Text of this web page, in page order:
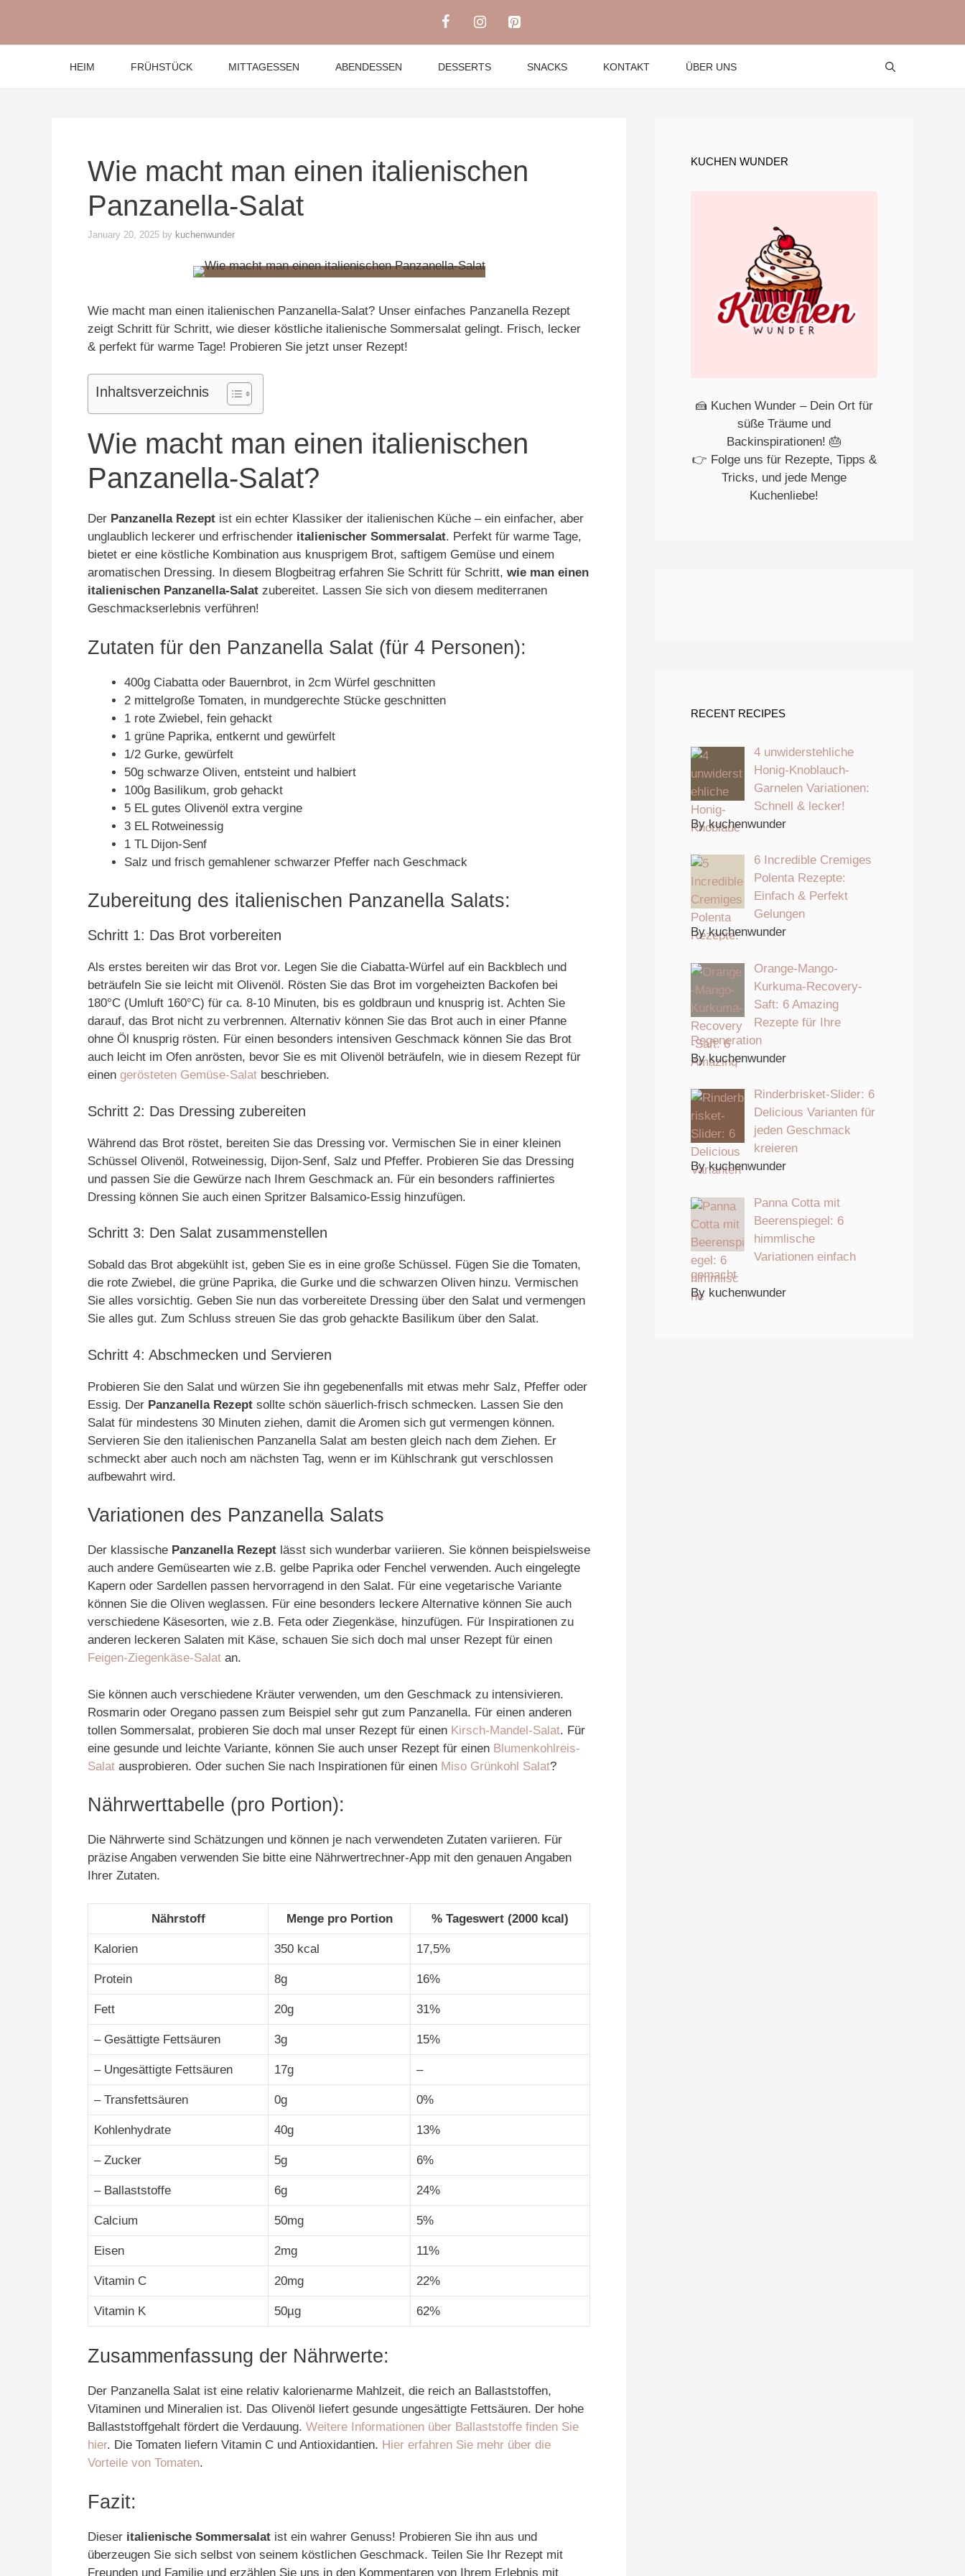
content
HEIM FRÜHSTÜCK MITTAGESSEN ABENDESSEN DESSERTS SNACKS KONTAKT ÜBER UNS
Wie macht man einen italienischen
Panzanella-Salat
January 20, 2025 by kuchenwunder
Wie macht man einen italienischen Panzanella-Salat? Unser einfaches Panzanella Rezept
zeigt Schritt für Schritt, wie dieser köstliche italienische Sommersalat gelingt. Frisch, lecker
& perfekt für warme Tage! Probieren Sie jetzt unser Rezept!
Inhaltsverzeichnis
Wie macht man einen italienischen
Panzanella-Salat?
Der Panzanella Rezept ist ein echter Klassiker der italienischen Küche – ein einfacher, aber
unglaublich leckerer und erfrischender italienischer Sommersalat. Perfekt für warme Tage,
bietet er eine köstliche Kombination aus knusprigem Brot, saftigem Gemüse und einem
aromatischen Dressing. In diesem Blogbeitrag erfahren Sie Schritt für Schritt, wie man einen
italienischen Panzanella-Salat zubereitet. Lassen Sie sich von diesem mediterranen
Geschmackserlebnis verführen!
Zutaten für den Panzanella Salat (für 4 Personen):
400g Ciabatta oder Bauernbrot, in 2cm Würfel geschnitten
2 mittelgroße Tomaten, in mundgerechte Stücke geschnitten
1 rote Zwiebel, fein gehackt
1 grüne Paprika, entkernt und gewürfelt
1/2 Gurke, gewürfelt
50g schwarze Oliven, entsteint und halbiert
100g Basilikum, grob gehackt
5 EL gutes Olivenöl extra vergine
3 EL Rotweinessig
1 TL Dijon-Senf
Salz und frisch gemahlener schwarzer Pfeffer nach Geschmack
Zubereitung des italienischen Panzanella Salats:
Schritt 1: Das Brot vorbereiten
Als erstes bereiten wir das Brot vor. Legen Sie die Ciabatta-Würfel auf ein Backblech und
beträufeln Sie sie leicht mit Olivenöl. Rösten Sie das Brot im vorgeheizten Backofen bei
180°C (Umluft 160°C) für ca. 8-10 Minuten, bis es goldbraun und knusprig ist. Achten Sie
darauf, das Brot nicht zu verbrennen. Alternativ können Sie das Brot auch in einer Pfanne
ohne Öl knusprig rösten. Für einen besonders intensiven Geschmack können Sie das Brot
auch leicht im Ofen anrösten, bevor Sie es mit Olivenöl beträufeln, wie in diesem Rezept für
einen gerösteten Gemüse-Salat beschrieben.
Schritt 2: Das Dressing zubereiten
Während das Brot röstet, bereiten Sie das Dressing vor. Vermischen Sie in einer kleinen
Schüssel Olivenöl, Rotweinessig, Dijon-Senf, Salz und Pfeffer. Probieren Sie das Dressing
und passen Sie die Gewürze nach Ihrem Geschmack an. Für ein besonders raffiniertes
Dressing können Sie auch einen Spritzer Balsamico-Essig hinzufügen.
Schritt 3: Den Salat zusammenstellen
Sobald das Brot abgekühlt ist, geben Sie es in eine große Schüssel. Fügen Sie die Tomaten,
die rote Zwiebel, die grüne Paprika, die Gurke und die schwarzen Oliven hinzu. Vermischen
Sie alles vorsichtig. Geben Sie nun das vorbereitete Dressing über den Salat und vermengen
Sie alles gut. Zum Schluss streuen Sie das grob gehackte Basilikum über den Salat.
Schritt 4: Abschmecken und Servieren
Probieren Sie den Salat und würzen Sie ihn gegebenenfalls mit etwas mehr Salz, Pfeffer oder
Essig. Der Panzanella Rezept sollte schön säuerlich-frisch schmecken. Lassen Sie den
Salat für mindestens 30 Minuten ziehen, damit die Aromen sich gut vermengen können.
Servieren Sie den italienischen Panzanella Salat am besten gleich nach dem Ziehen. Er
schmeckt aber auch noch am nächsten Tag, wenn er im Kühlschrank gut verschlossen
aufbewahrt wird.
Variationen des Panzanella Salats
Der klassische Panzanella Rezept lässt sich wunderbar variieren. Sie können beispielsweise
auch andere Gemüsearten wie z.B. gelbe Paprika oder Fenchel verwenden. Auch eingelegte
Kapern oder Sardellen passen hervorragend in den Salat. Für eine vegetarische Variante
können Sie die Oliven weglassen. Für eine besonders leckere Alternative können Sie auch
verschiedene Käsesorten, wie z.B. Feta oder Ziegenkäse, hinzufügen. Für Inspirationen zu
anderen leckeren Salaten mit Käse, schauen Sie sich doch mal unser Rezept für einen
Feigen-Ziegenkäse-Salat an.
Sie können auch verschiedene Kräuter verwenden, um den Geschmack zu intensivieren.
Rosmarin oder Oregano passen zum Beispiel sehr gut zum Panzanella. Für einen anderen
tollen Sommersalat, probieren Sie doch mal unser Rezept für einen Kirsch-Mandel-Salat. Für
eine gesunde und leichte Variante, können Sie auch unser Rezept für einen Blumenkohlreis-
Salat ausprobieren. Oder suchen Sie nach Inspirationen für einen Miso Grünkohl Salat?
Nährwerttabelle (pro Portion):
Die Nährwerte sind Schätzungen und können je nach verwendeten Zutaten variieren. Für
präzise Angaben verwenden Sie bitte eine Nährwertrechner-App mit den genauen Angaben
Ihrer Zutaten.
Nährstoff Menge pro Portion % Tageswert (2000 kcal)
Kalorien 350 kcal 17,5%
Protein 8g 16%
Fett 20g 31%
– Gesättigte Fettsäuren 3g 15%
– Ungesättigte Fettsäuren 17g –
– Transfettsäuren 0g 0%
Kohlenhydrate 40g 13%
– Zucker 5g 6%
– Ballaststoffe 6g 24%
Calcium 50mg 5%
Eisen 2mg 11%
Vitamin C 20mg 22%
Vitamin K 50µg 62%
Zusammenfassung der Nährwerte:
Der Panzanella Salat ist eine relativ kalorienarme Mahlzeit, die reich an Ballaststoffen,
Vitaminen und Mineralien ist. Das Olivenöl liefert gesunde ungesättigte Fettsäuren. Der hohe
Ballaststoffgehalt fördert die Verdauung. Weitere Informationen über Ballaststoffe finden Sie
hier. Die Tomaten liefern Vitamin C und Antioxidantien. Hier erfahren Sie mehr über die
Vorteile von Tomaten.
Fazit:
Dieser italienische Sommersalat ist ein wahrer Genuss! Probieren Sie ihn aus und
überzeugen Sie sich selbst von seinem köstlichen Geschmack. Teilen Sie Ihr Rezept mit
Freunden und Familie und erzählen Sie uns in den Kommentaren von Ihrem Erlebnis mit
KUCHEN WUNDER
🍰 Kuchen Wunder – Dein Ort für
süße Träume und
Backinspirationen! 🎂
👉 Folge uns für Rezepte, Tipps &
Tricks, und jede Menge
Kuchenliebe!
RECENT RECIPES
4 unwiderstehliche
Honig-Knoblauch-
Garnelen Variationen:
Schnell & lecker!
By kuchenwunder
6 Incredible Cremiges
Polenta Rezepte:
Einfach & Perfekt
Gelungen
By kuchenwunder
Orange-Mango-
Kurkuma-Recovery-
Saft: 6 Amazing
Rezepte für Ihre
Regeneration
By kuchenwunder
Rinderbrisket-Slider: 6
Delicious Varianten für
jeden Geschmack
kreieren
By kuchenwunder
Panna Cotta mit
Beerenspiegel: 6
himmlische
Variationen einfach
gemacht
By kuchenwunder